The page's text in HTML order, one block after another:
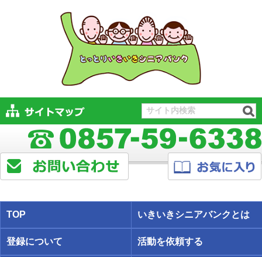
TOP いきいきシニアバンクとは
登録について 活動を依頼する